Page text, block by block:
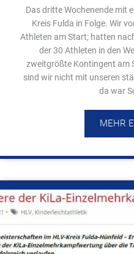
Das dritte Wochenende mit
Kreis Fulda in Folge. Wir
Athleten am Start; hatten
der 30 Athleten in den
zweitgrößte Kontingent am
sind wir nicht mit unseren
da war
MEHR